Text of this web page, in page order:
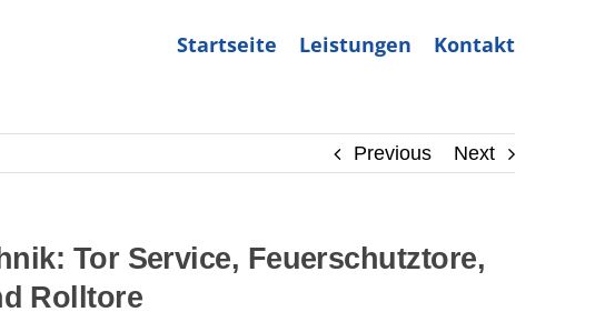
Startseite Leistungen Kontakt
Previous Next
Tor Service, Feuerschutztore,
Rolltore